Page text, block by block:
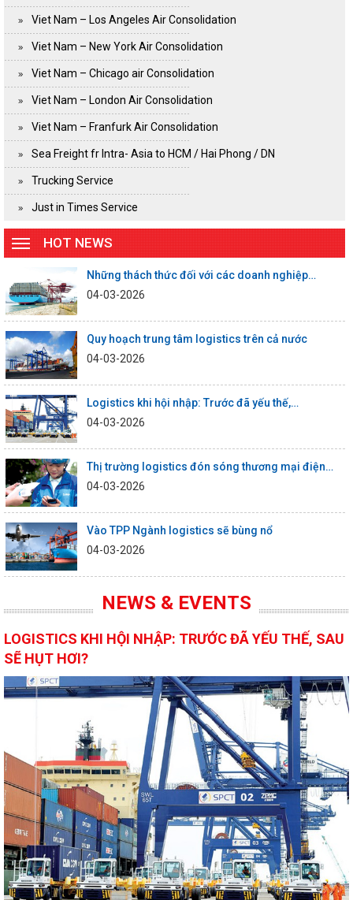
Viet Nam – Los Angeles Air Consolidation
Viet Nam – New York Air Consolidation
Viet Nam – Chicago air Consolidation
Viet Nam – London Air Consolidation
Viet Nam – Franfurk Air Consolidation
Sea Freight fr Intra- Asia to HCM / Hai Phong / DN
Trucking Service
Just in Times Service
HOT NEWS
Những thách thức đối với các doanh nghiệp…
04-03-2026
Quy hoạch trung tâm logistics trên cả nước
04-03-2026
Logistics khi hội nhập: Trước đã yếu thế,…
04-03-2026
Thị trường logistics đón sóng thương mại điện…
04-03-2026
Vào TPP Ngành logistics sẽ bùng nổ
04-03-2026
NEWS & EVENTS
LOGISTICS KHI HỘI NHẬP: TRƯỚC ĐÃ YẾU THẾ, SAU
SẼ HỤT HƠI?